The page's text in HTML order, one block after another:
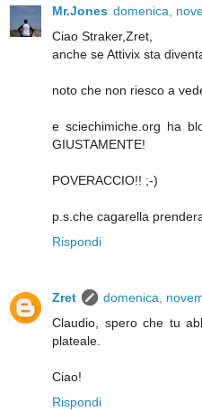
Mr.Jones domenica,
Ciao Straker,Zret,
anche se Attivix sta
noto che non riesco a
e sciechimiche.org ha
GIUSTAMENTE!
POVERACCIO!! ;-)
p.s.che cagarella
Rispondi
Zret
domenica,
Claudio, spero che tu
plateale.
Ciao!
Rispondi